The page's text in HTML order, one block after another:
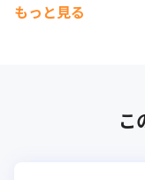
開発チームは、CMS基
今後はさらに多くの
もっと見る
こ